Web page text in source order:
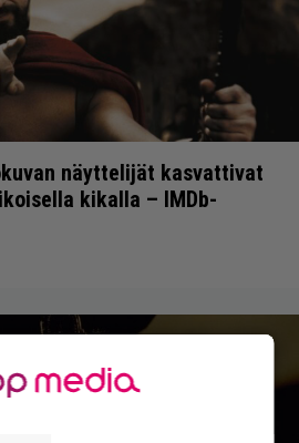
näyttelijät kasvattivat
kikalla – IMDb-